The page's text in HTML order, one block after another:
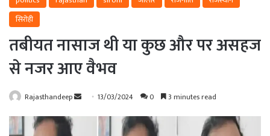
सिरोही
तबीयत नासाज थी या कुछ और पर असहज
से नजर आए वैभव
Rajasthandeep
Send 13/03/2024 0 3 minutes read